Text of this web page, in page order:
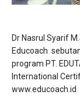
Dr Nasrul Syarif
Educoach
program PT.
International
www.educoach.id